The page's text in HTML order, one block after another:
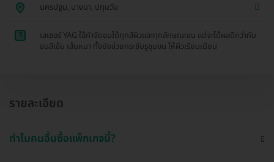
นครปฐม, บางนา, ปทุมวัน
1
เลเซอร์ YAG ใช้กำจัดขนได้ทุกสีผิวและทุกลักษณะขน แต่จะได้ผลดีกว่ากับ
ขนสีเข้ม เส้นหนา ทั้งยังช่วยกระชับรูขุมขน ให้ผิวเรียบเนียน
รายละเอียด
ทำไมคนอื่นซื้อแพ็กเกจนี้?